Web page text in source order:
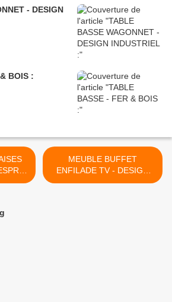
- DESIGN
BOIS :
MEUBLE BUFFET
ENFILADE TV - DESIGN
INDUSTRIEL MÉTAL